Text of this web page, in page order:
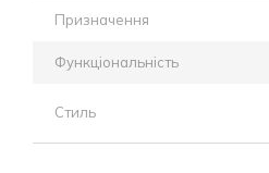
Призначення
Функціональність
Стиль